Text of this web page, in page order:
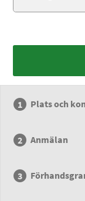
Plats och
Anmälan